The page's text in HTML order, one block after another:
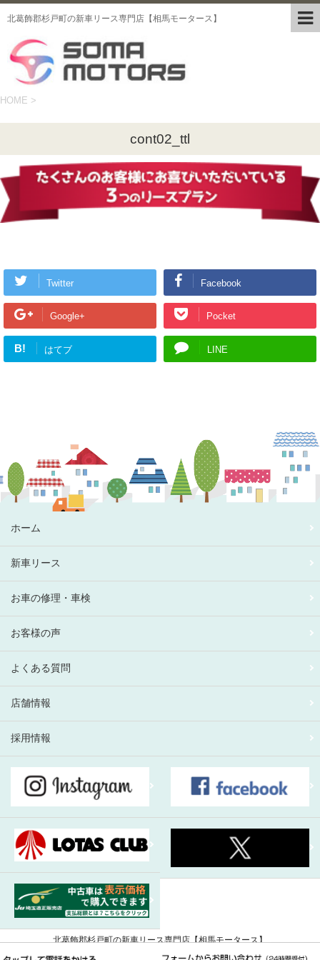
北葛飾郡杉戸町の新車リース専門店【相馬モータース】
HOME >
cont02_ttl
Twitter Facebook
Google+ Pocket
B! はてブ LINE
ホーム
新車リース
お車の修理・車検
お客様の声
よくある質問
店舗情報
採用情報
北葛飾郡杉戸町の新車リース専門店【相馬モータース】